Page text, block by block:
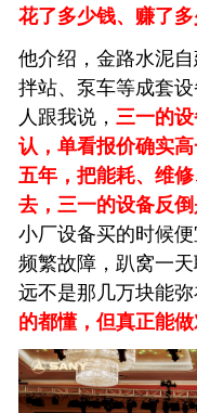
花了多少钱、赚了多
他介绍，金路水泥
拌站、泵车等成套
人跟我说， 三一的设
认，单看报价确实高
五年，把能耗、维
去，三一的设备反
小厂设备买的时候
频繁故障，趴窝一
远不是那几万块能弥
的都懂，但真正能